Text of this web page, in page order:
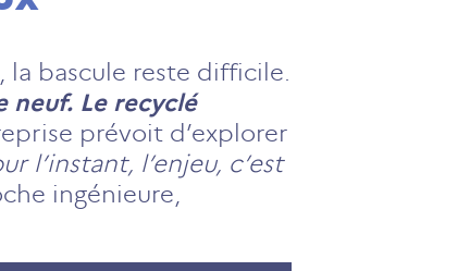
bascule reste difficile.
neuf. Le recyclé
prévoit d’explorer
l’instant, l’enjeu, c’est
ingénieure,